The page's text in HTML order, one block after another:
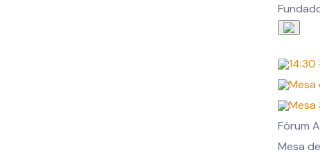
14:30
Mesa
Mesa
Fórum
Mesa